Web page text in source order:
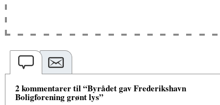
2 kommentarer til “Byrådet gav Frederikshavn
Boligforening grønt lys”